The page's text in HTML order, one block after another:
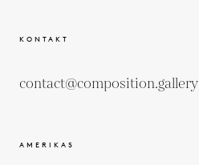
KONTAKT
contact@composition.gallery
AMERIKAS